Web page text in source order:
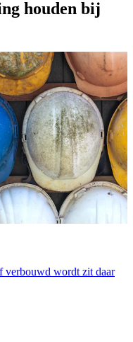
houden bij
verbouwd wordt zit daar